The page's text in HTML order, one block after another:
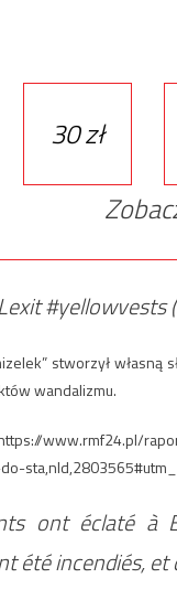
30 zł
#yellowvests
stworzył
wandalizmu.
www.rmf24.pl/
ont éclaté à
été incendiés,